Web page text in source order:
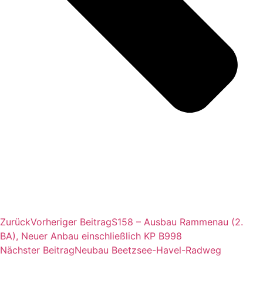
ZurückVorheriger BeitragS158 – Ausbau Rammenau (2.
BA), Neuer Anbau einschließlich KP B998
Nächster BeitragNeubau Beetzsee-Havel-Radweg